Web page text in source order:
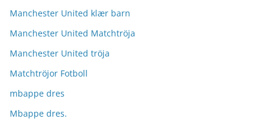
Manchester United klær barn
Manchester United Matchtröja
Manchester United tröja
Matchtröjor Fotboll
mbappe dres
Mbappe dres.